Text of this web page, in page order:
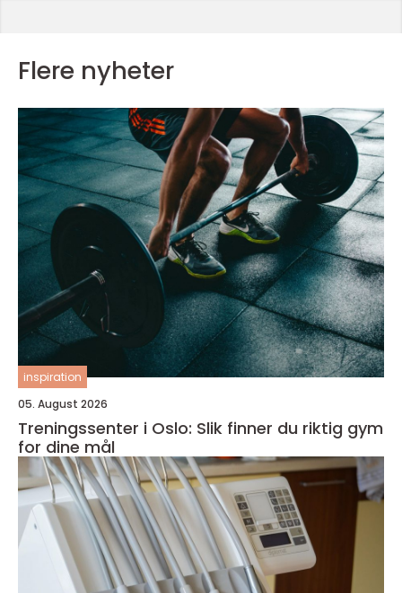
Flere nyheter
inspiration
05. August 2026
Treningssenter i Oslo: Slik finner du riktig gym
for dine mål